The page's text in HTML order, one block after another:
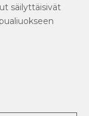
säilyttäisivät